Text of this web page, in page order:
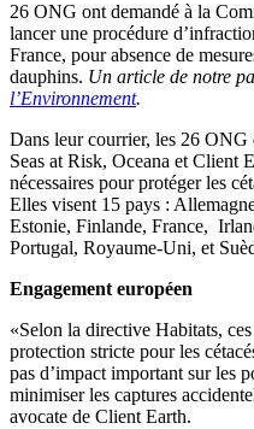
26 ONG ont demandé à la
lancer une procédure
France, pour absence de
dauphins. Un article de notre
l’Environnement.
Dans leur courrier, les 26
Seas at Risk, Oceana et Client
nécessaires pour protéger les
Elles visent 15 pays :
Estonie, Finlande, France,
Portugal, Royaume-Uni, et
Engagement européen
«Selon la directive Habitats,
protection stricte pour les
pas d’impact important sur les
minimiser les captures
avocate de Client Earth.